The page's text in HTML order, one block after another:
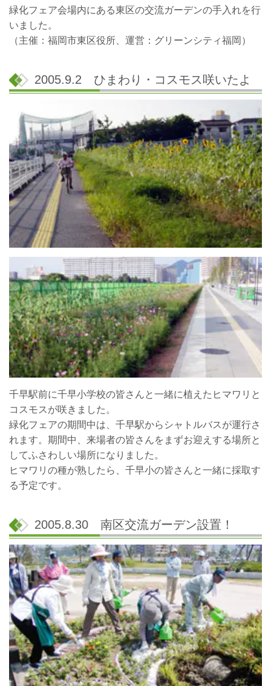
緑化フェア会場内にある東区の交流ガーデンの手入れを行
いました。
（主催：福岡市東区役所、運営：グリーンシティ福岡）
2005.9.2 ひまわり・コスモス咲いたよ
千早駅前に千早小学校の皆さんと一緒に植えたヒマワリと
コスモスが咲きました。
緑化フェアの期間中は、千早駅からシャトルバスが運行さ
れます。期間中、来場者の皆さんをまずお迎えする場所と
してふさわしい場所になりました。
ヒマワリの種が熟したら、千早小の皆さんと一緒に採取す
る予定です。
2005.8.30 南区交流ガーデン設置！